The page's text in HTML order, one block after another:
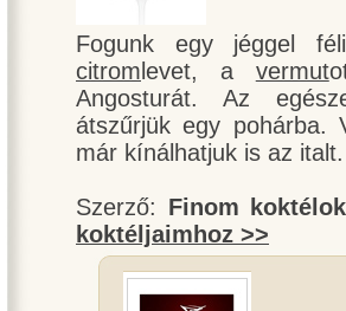
Fogunk egy jéggel
citrom levet, a vermut
Angosturát. Az
átszűrjük egy
már kínálhatjuk is az italt.
Szerző: Finom koktélok
koktéljaimhoz >>